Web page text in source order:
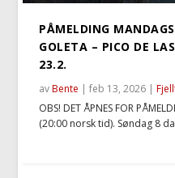
PÅMELDING
GOLETA – PICO DE
23.2.
avBente |feb 13, 2026 |
OBS! DET ÅPNES FOR
(20:00 norsk tid). Søndag 8